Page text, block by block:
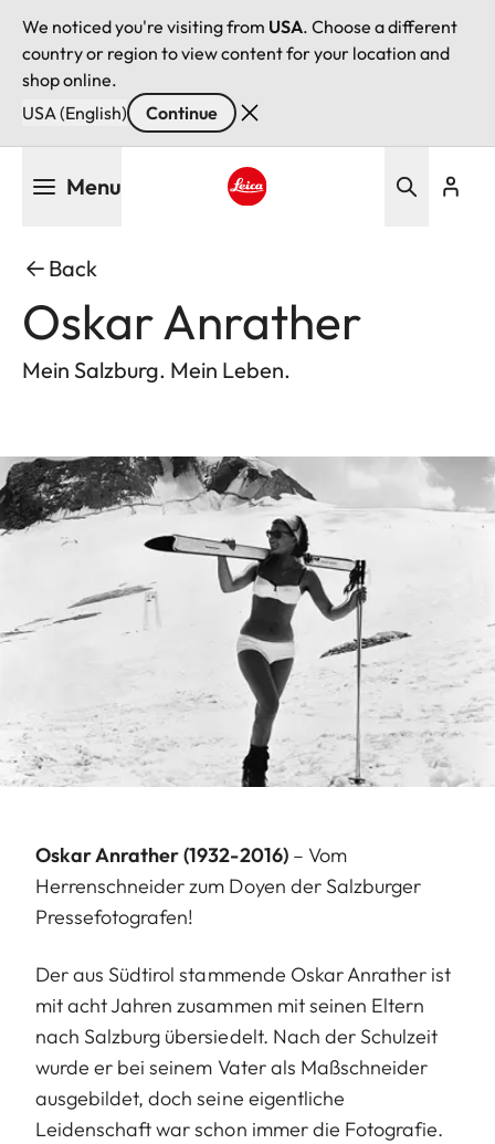
We noticed you're visiting from USA. Choose a different
country or region to view content for your location and
shop online.
USA (English)
Continue
Menu
Back
Oskar Anrather
Mein Salzburg. Mein Leben.
Oskar Anrather (1932-2016)– Vom
Herrenschneider zum Doyen der Salzburger
Pressefotografen!
Der aus Südtirol stammende Oskar Anrather ist
mit acht Jahren zusammen mit seinen Eltern
nach Salzburg übersiedelt. Nach der Schulzeit
wurde er bei seinem Vater als Maßschneider
ausgebildet, doch seine eigentliche
Leidenschaft war schon immer die Fotografie.